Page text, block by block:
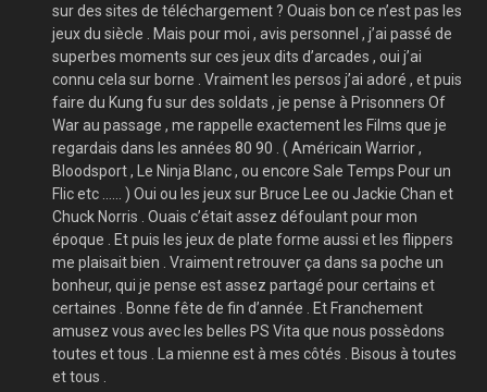
sur des sites de téléchargement ? Ouais bon ce n’est pas les
jeux du siècle . Mais pour moi , avis personnel , j’ai passé de
superbes moments sur ces jeux dits d’arcades , oui j’ai
connu cela sur borne . Vraiment les persos j’ai adoré , et puis
faire du Kung fu sur des soldats , je pense à Prisonners Of
War au passage , me rappelle exactement les Films que je
regardais dans les années 80 90 . ( Américain Warrior ,
Bloodsport , Le Ninja Blanc , ou encore Sale Temps Pour un
Flic etc …… ) Oui ou les jeux sur Bruce Lee ou Jackie Chan et
Chuck Norris . Ouais c’était assez défoulant pour mon
époque . Et puis les jeux de plate forme aussi et les flippers
me plaisait bien . Vraiment retrouver ça dans sa poche un
bonheur, qui je pense est assez partagé pour certains et
certaines . Bonne fête de fin d’année . Et Franchement
amusez vous avec les belles PS Vita que nous possèdons
toutes et tous . La mienne est à mes côtés . Bisous à toutes
et tous .